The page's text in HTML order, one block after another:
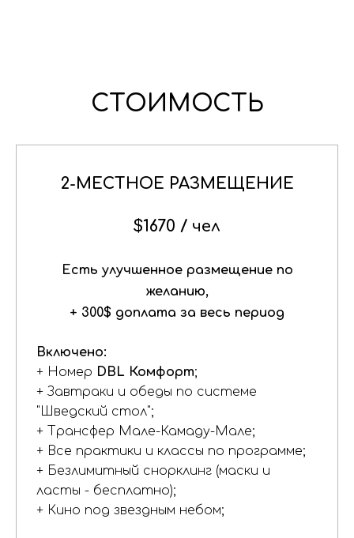
СТОИМОСТЬ
2-МЕСТНОЕ РАЗМЕЩЕНИЕ
$1670 / чел
Есть улучшенное размещение по
желанию,
+ 300$ доплата за весь период
Включено:
+ Номер DBL Комфорт;
+ Завтраки и обеды по системе
"Шведский стол";
+ Трансфер Мале-Камаду-Мале;
+ Все практики и классы по программе;
+ Безлимитный снорклинг (маски и
ласты - бесплатно);
+ Кино под звездным небом;